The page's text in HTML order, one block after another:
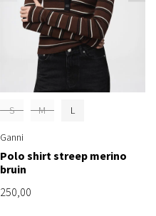
S M L
Ganni
Polo shirt streep merino
bruin
250,00